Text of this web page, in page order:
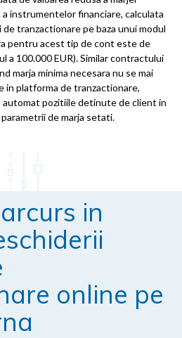
instrumentelor financiare, calculata
tranzactionare pe baza unui modul
pentru acest tip de cont este de
a 100.000 EUR). Similar contractului
marja minima necesara nu se mai
in platforma de tranzactionare,
pozitiile detinute de client in
de marja setati.
in
online pe